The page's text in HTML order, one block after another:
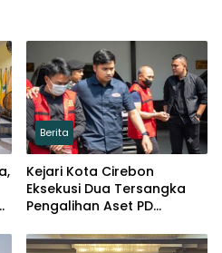
Berita
Kejari Kota Cirebon
Eksekusi Dua Tersangka
Pengalihan Aset PD